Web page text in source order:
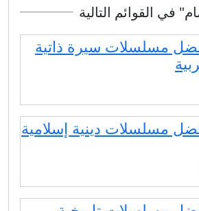
في القوائم التالية
مسلسلات سيرة ذاتية
مسلسلات دينية إسلامية